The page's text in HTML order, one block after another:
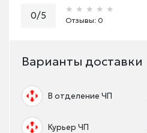
0/5
★★★★★
★★★★★
★★★★★
Отзывы: 0
Варианты доставки
В отделение ЧП
Курьер ЧП